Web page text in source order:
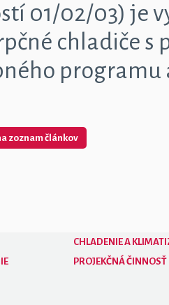
01/02/03) je
chladiče s
programu
zoznam článkov
CHLADENIE A
PROJEKČNÁ ČINNOSŤ